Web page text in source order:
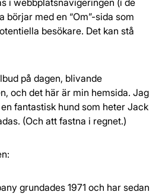
i webbplatsnavigeringen (i de
börjar med en “Om”-sida som
besökare. Det kan stå
på dagen, blivande
och det här är min hemsida. Jag
fantastisk hund som heter Jack
(Och att fastna i regnet.)
grundades 1971 och har sedan